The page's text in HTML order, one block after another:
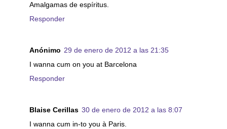
Amalgamas de espíritus.
Responder
Anónimo 29 de enero de 2012 a las 21:35
I wanna cum on you at Barcelona
Responder
Blaise Cerillas 30 de enero de 2012 a las 8:07
I wanna cum in-to you à Paris.